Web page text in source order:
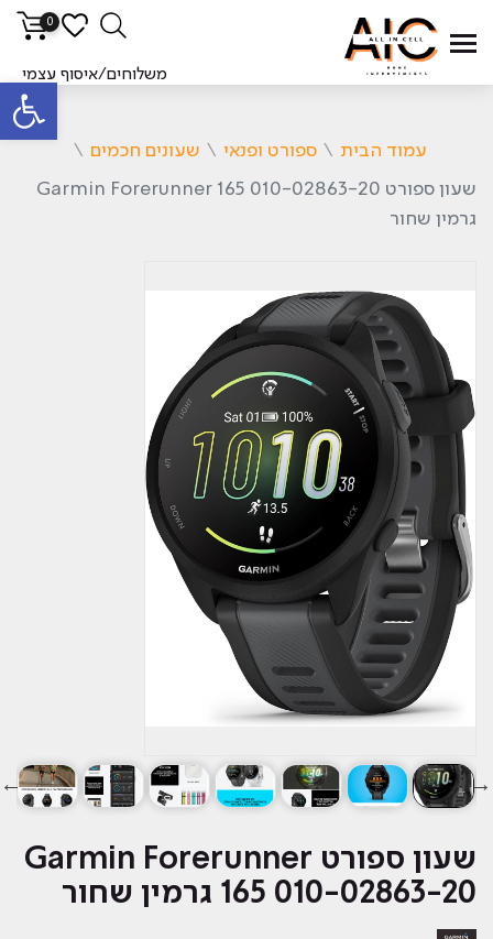
פתח
0
משלוחים/איסוף עצמי
עמוד הבית \ ספורט ופנאי \ שעונים חכמים \
שעון ספורט Garmin Forerunner 165 010-02863-20
גרמין שחור
שעון ספורט Garmin Forerunner
165 010-02863-20 גרמין שחור